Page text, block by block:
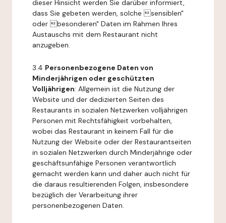
dieser Hinsicht werden Sie darüber informiert,
dass Sie gebeten werden, solche sensiblen"
oder besonderen" Daten im Rahmen Ihres
Austauschs mit dem Restaurant nicht
anzugeben.
3.4 Personenbezogene Daten von
Minderjährigen oder geschützten
Volljährigen: Allgemein ist die Nutzung der
Website und der dedizierten Seiten des
Restaurants in sozialen Netzwerken volljährigen
Personen mit Rechtsfähigkeit vorbehalten,
wobei das Restaurant in keinem Fall für die
Nutzung der Website oder der Restaurantseiten
in sozialen Netzwerken durch Minderjährige oder
geschäftsunfähige Personen verantwortlich
gemacht werden kann und daher auch nicht für
die daraus resultierenden Folgen, insbesondere
bezüglich der Verarbeitung ihrer
personenbezogenen Daten.